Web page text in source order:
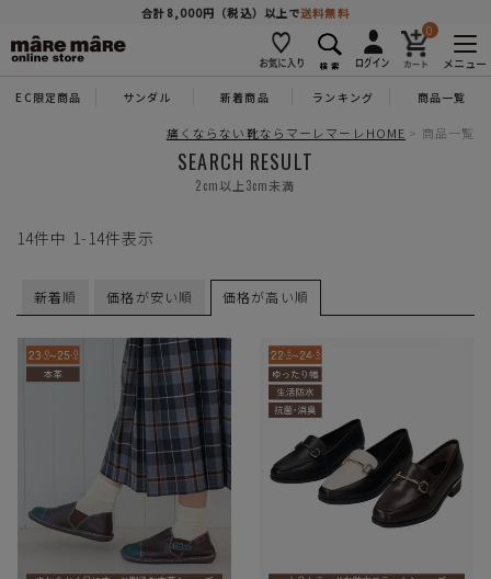
合計8,000円（税込）以上で送料無料
0
メニュー
EC限定商品 サンダル 新着商品 ランキング 商品一覧
痛くならない靴ならマーレマーレHOME 商品一覧
SEARCH RESULT
2cm以上3cm未満
新着順 価格が安い順 価格が高い順
14件中 1- 14件表示
商品を探す
#コンフォート #パンプス #スニーカー #ブーツ
特徴